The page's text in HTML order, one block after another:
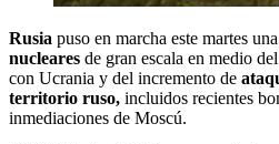
Rusia puso en marcha este martes
nucleares de gran escala en medio
con Ucrania y del incremento de
territorio ruso, incluidos recientes
inmediaciones de Moscú.